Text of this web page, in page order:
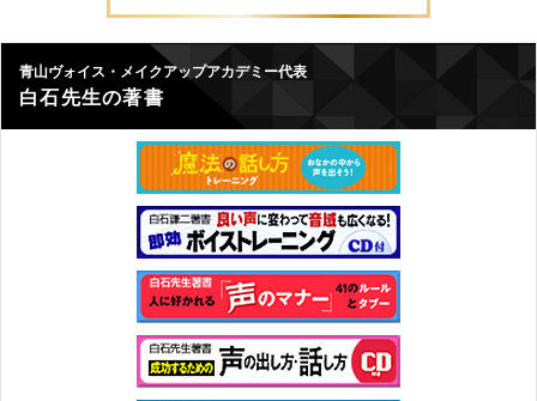
青山ヴォイス・メイクアップアカデミー代表
白石先生の著書